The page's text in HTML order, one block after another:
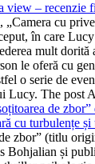
view – recenzie
cu
în care
mult
le oferă cu
o serie de
Lucy. The post
de
cu turbulențe și
zbor” (titlu
Bohjalian și